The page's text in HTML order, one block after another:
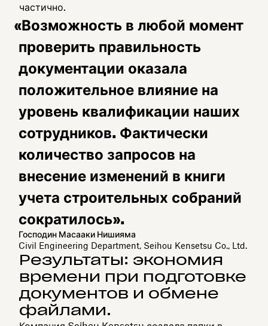
частично.
«Возможность в любой момент
проверить правильность
документации оказала
положительное влияние на
уровень квалификации наших
сотрудников. Фактически
количество запросов на
внесение изменений в книги
учета строительных собраний
сократилось».
Господин Масааки Нишияма
Civil Engineering Department, Seihou Kensetsu Co., Ltd.
Результаты: экономия
времени при подготовке
документов и обмене
файлами.